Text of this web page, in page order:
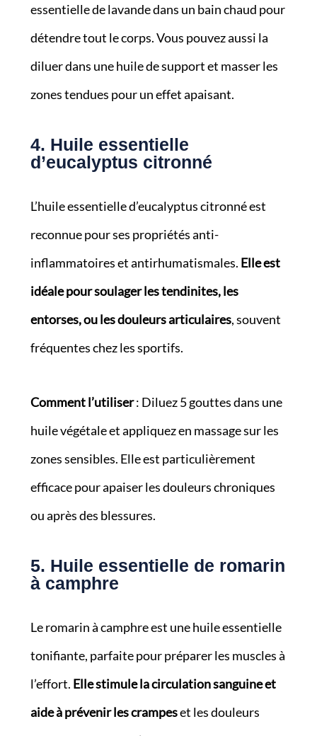
essentielle de lavande dans un bain chaud pour
détendre tout le corps. Vous pouvez aussi la
diluer dans une huile de support et masser les
zones tendues pour un effet apaisant.
4. Huile essentielle
d’eucalyptus citronné
L’huile essentielle d’eucalyptus citronné est
reconnue pour ses propriétés anti-
inflammatoires et antirhumatismales. Elle est
idéale pour soulager les tendinites, les
entorses, ou les douleurs articulaires, souvent
fréquentes chez les sportifs.
Comment l’utiliser: Diluez 5 gouttes dans une
huile végétale et appliquez en massage sur les
zones sensibles. Elle est particulièrement
efficace pour apaiser les douleurs chroniques
ou après des blessures.
5. Huile essentielle de romarin
à camphre
Le romarin à camphre est une huile essentielle
tonifiante, parfaite pour préparer les muscles à
l’effort. Elle stimule la circulation sanguine et
aide à prévenir les crampeset les douleurs